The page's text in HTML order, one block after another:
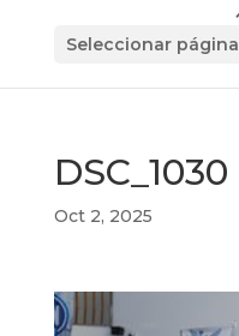
Seleccionar página
DSC_1030
Oct 2, 2025